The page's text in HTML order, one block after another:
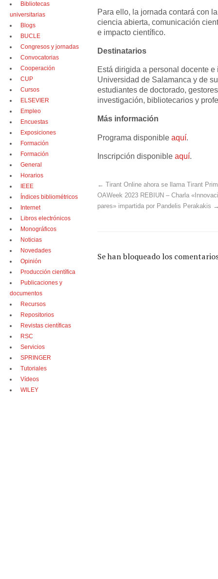
Para ello, la jornada contará con
ciencia abierta, comunicación
e impacto científico.
Destinatarios
Está dirigida a personal docente
Universidad de Salamanca y de
estudiantes de doctorado,
investigación, bibliotecarios y
Más información
Programa disponible aquí.
Inscripción disponible aquí.
← Tirant Online ahora se llama Tirant
OAWeek 2023 REBIUN – Charla
pares» impartida por Pandelis Perakakis
Se han bloqueado los
Bibliotecas
universitarias
Blogs
BUCLE
Congresos y jornadas
Convocatorias
Cooperación
CUP
Cursos
ELSEVIER
Empleo
Encuestas
Exposiciones
Formación
Formación
General
Horarios
IEEE
Índices bibliométricos
Internet
Libros electrónicos
Monográficos
Noticias
Novedades
Opinión
Producción científica
Publicaciones y
documentos
Recursos
Repositorios
Revistas científicas
RSC
Servicios
SPRINGER
Tutoriales
Vídeos
WILEY